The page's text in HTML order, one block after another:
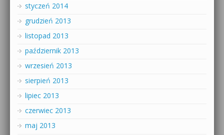
styczeń 2014
grudzień 2013
listopad 2013
październik 2013
wrzesień 2013
sierpień 2013
lipiec 2013
czerwiec 2013
maj 2013